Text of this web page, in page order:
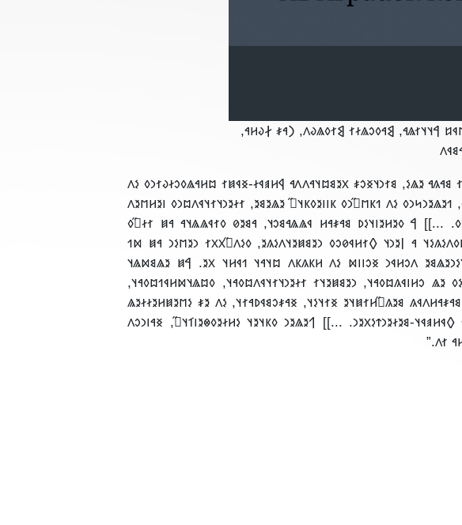
‮𐲥𐳉𐳢𐳓𐳉𐳥𐳦𐳉𐳦𐳦𐳉: 𐲏𐳛𐳢𐳮𐳁𐳦𐳏 𐲄𐳐𐳠𐳢𐳐𐳁𐳙,
‮„𐲀 𐲓𐳐𐳢𐳁𐳗𐳛𐳓 𐳋𐳤 𐲥𐳉𐳙𐳦𐳉𐳓 – 𐲀𐳯 𐲁𐳢𐳠𐳁𐳇𐳛𐳓 𐳓𐳛𐳢𐳀 𐳄𐳑𐳘𐳪̋ 𐳓𐳐𐳁𐳖𐳖𐳑𐳦𐳁𐳤
] 𐲘𐳫𐳖𐳦𐳪𐳙𐳓, 𐳒𐳉𐳖𐳉𐳙𐳭𐳙𐳓 𐳋𐳤 𐳒𐳞𐳮𐳛̋𐳙𐳓 𐳞𐳥𐳥𐳉𐳓𐳞𐳦𐳛̋ 𐳉𐳖𐳉𐳘𐳉,
[...
] 𐲀 𐳓𐳉𐳢𐳉𐳥𐳦𐳋𐳚 𐳘𐳀𐳎𐳀𐳢 𐳁𐳖𐳖𐳀𐳘𐳛𐳦, 𐳀𐳘𐳉𐳗 𐳓𐳐𐳁𐳖𐳖𐳦𐳀 𐳀𐳯 𐳐𐳇𐳛̋𐳓
] 𐲞𐳢𐳞𐳓𐳤𐳋𐳍𐳋𐳦 𐳀 𐲥𐳉𐳙𐳦 𐲓𐳐𐳢𐳁𐳗𐳛𐳓 𐳙𐳉𐳘𐳯𐳉𐳦𐳤𐳋𐳍𐳉, 𐳓𐳋𐳤𐳛̋𐳂𐳂𐳐 𐳙𐳉𐳮𐳋𐳙
𐲀 𐳘𐳀𐳎𐳀𐳢𐳤𐳁𐳍 𐳦𐳞𐳢𐳦𐳋𐳙𐳉𐳖𐳘𐳉 𐳤𐳛𐳢𐳁𐳙 𐳏𐳛𐳥𐳥𐳫 𐳋𐳤 𐳢𐳞𐳍𐳞𐳤 𐳪𐳦𐳀𐳦
𐳋𐳮𐳥𐳁𐳯𐳀𐳇𐳛𐳓 𐳤𐳛𐳢𐳁𐳙 𐳀 𐳘𐳀𐳎𐳀𐳢𐳙𐳁𐳖 𐳥𐳁𐳘𐳁𐳂𐳀𐳙 𐳒𐳜𐳮𐳀𐳖 𐳙𐳀𐳎𐳛𐳂𐳂
𐳚𐳉𐳖𐳮𐳭𐳓𐳉𐳦. 𐲀𐳯 𐲁𐳢𐳠𐳁𐳇-𐳏𐳁𐳯𐳐 𐳪𐳢𐳀𐳖𐳓𐳛𐳇𐳜𐳐𐳙𐳓, 𐳥𐳉𐳙𐳦 𐳓𐳐𐳢𐳁𐳗𐳀𐳐𐳙𐳓
𐳓𐳋𐳤𐳛̋𐳂𐳂 𐳘𐳋𐳍
[...
] 𐲒𐳉𐳖𐳉𐳙 𐳓𐳞𐳦𐳉𐳦 𐳋𐳢𐳇𐳉𐳓𐳌𐳉𐳥𐳑𐳦𐳛̋, 𐳏𐳀𐳥𐳙𐳛𐳤